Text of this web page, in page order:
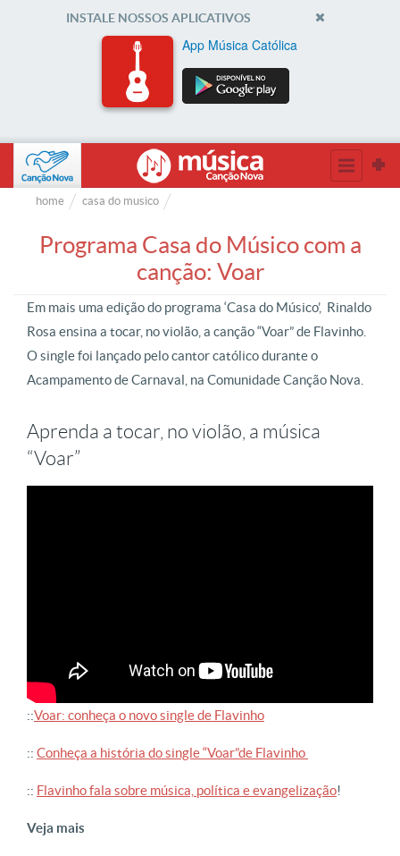
INSTALE NOSSOS APLICATIVOS
App Música Católica
home casa do musico
Programa Casa do Músico com a
canção: Voar
Em mais uma edição do programa ‘Casa do Músico’, Rinaldo
Rosa ensina a tocar, no violão, a canção “Voar” de Flavinho.
O single foi lançado pelo cantor católico durante o
Acampamento de Carnaval, na Comunidade Canção Nova.
Aprenda a tocar, no violão, a música
“Voar”
::Voar: conheça o novo single de Flavinho
:: Conheça a história do single “Voar”de Flavinho
:: Flavinho fala sobre música, política e evangelização!
Veja mais